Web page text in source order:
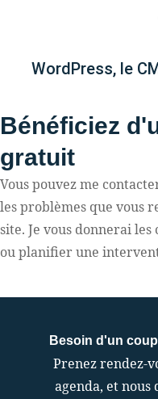
WordPress, le
Bénéficiez
gratuit
Vous pouvez me
les problèmes que vous
site. Je vous donnerai
ou planifier une
Besoin d'un
Prenez rendez-
agenda, et nous